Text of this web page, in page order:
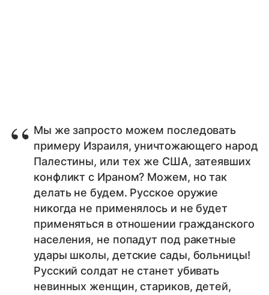
Мы же запросто можем последовать
примеру Израиля, уничтожающего народ
Палестины, или тех же США, затеявших
конфликт с Ираном? Можем, но так
делать не будем. Русское оружие
никогда не применялось и не будет
применяться в отношении гражданского
населения, не попадут под ракетные
удары школы, детские сады, больницы!
Русский солдат не станет убивать
невинных женщин, стариков, детей,